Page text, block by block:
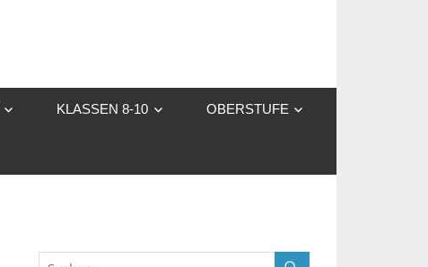
KLASSEN 8-10 OBERSTUFE